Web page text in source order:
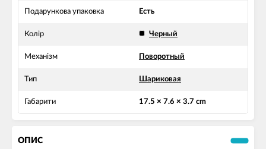
Подарункова упаковка Есть
Колір Черный
Механізм Поворотный
Тип Шариковая
Габарити 17.5 × 7.6 × 3.7 cm
ОПИС